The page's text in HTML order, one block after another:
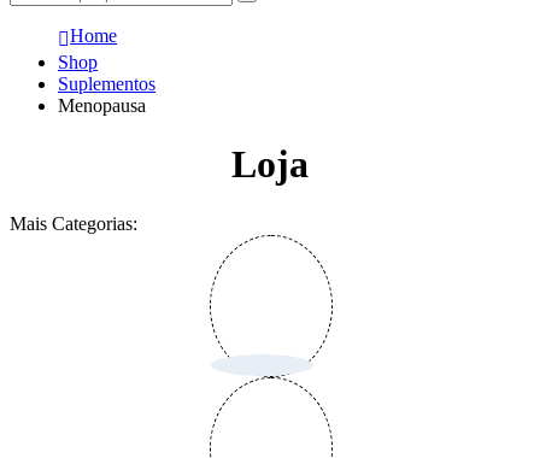
Home
Shop
Suplementos
Menopausa
Loja
Mais Categorias: